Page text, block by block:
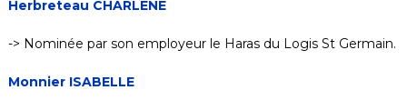
Herbreteau CHARLÈNE
-> Nominée par son employeur le Haras du Logis St Germain.
Monnier ISABELLE